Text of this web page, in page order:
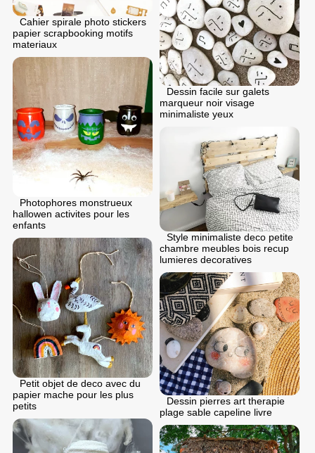
Cahier spirale photo stickers
papier scrapbooking motifs
materiaux
Dessin facile sur galets
marqueur noir visage
minimaliste yeux
Photophores monstrueux
hallowen activites pour les
enfants
Style minimaliste deco petite
chambre meubles bois recup
lumieres decoratives
Petit objet de deco avec du
papier mache pour les plus
petits
Dessin pierres art therapie
plage sable capeline livre